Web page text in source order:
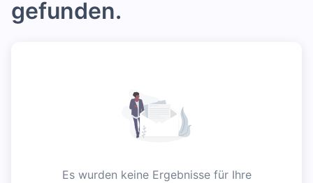
gefunden.
Es wurden keine Ergebnisse für Ihre